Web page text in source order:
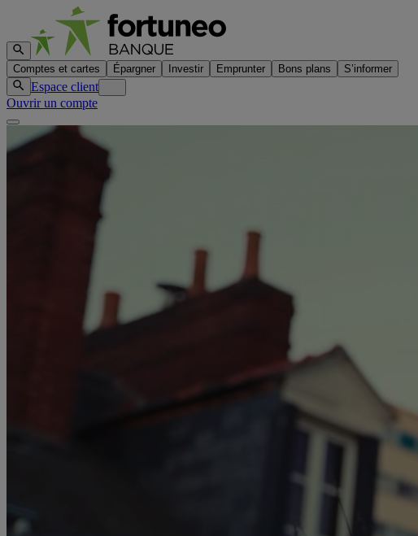
Comptes et cartes Épargner Investir Emprunter Bons plans S’informer
Espace client
Ouvrir un compte